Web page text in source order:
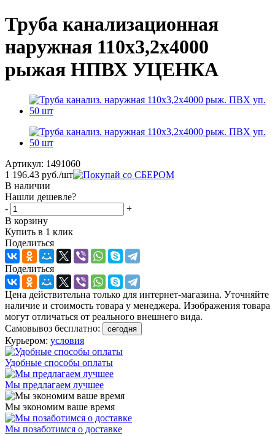
Труба канализационная
наружная 110х3,2х4000
рыжая НПВХ УЦЕНКА
Артикул: 1491060
1 196.43 руб./шт
В наличии
Нашли дешевле?
-
+
В корзину
Купить в 1 клик
Поделиться
Поделиться
Цена действительна только для интернет-магазина. Уточняйте
наличие и стоимость товара у менеджера. Изображения товара
могут отличаться от реального внешнего вида.
Самовывоз бесплатно:
сегодня
Курьером: условия
Удобные способы оплаты
Мы предлагаем лучшее
Мы экономим ваше время
Мы позаботимся о доставке